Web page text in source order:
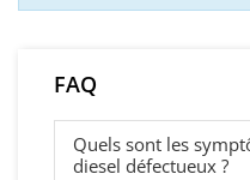
FAQ
Quels sont les
diesel défectueux ?